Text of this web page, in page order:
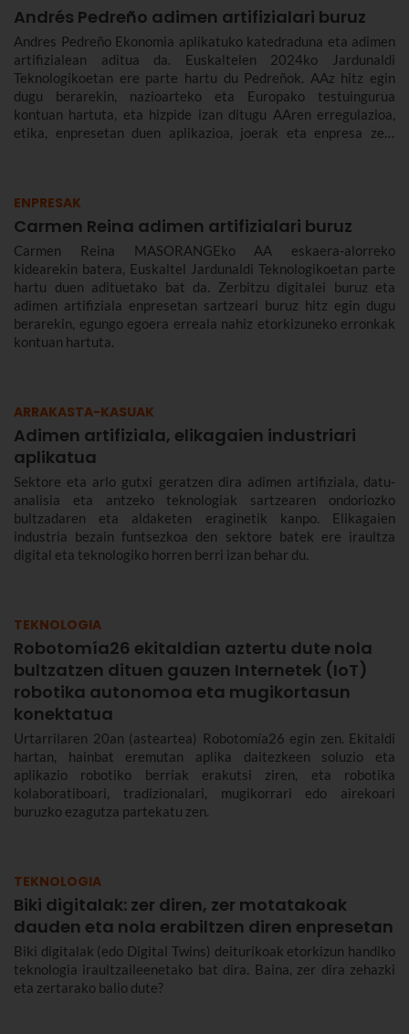
Andrés Pedreño adimen artifizialari buruz
Andres Pedreño Ekonomia aplikatuko katedraduna eta adimen
artifizialean aditua da. Euskaltelen 2024ko Jardunaldi
Teknologikoetan ere parte hartu du Pedreñok. AAz hitz egin
dugu berarekin, nazioarteko eta Europako testuingurua
kontuan hartuta, eta hizpide izan ditugu AAren erregulazioa,
etika, enpresetan duen aplikazioa, joerak eta enpresa zein
ENPRESAK
Carmen Reina adimen artifizialari buruz
Carmen Reina MASORANGEko AA eskaera-alorreko
kidearekin batera, Euskaltel Jardunaldi Teknologikoetan parte
hartu duen adituetako bat da. Zerbitzu digitalei buruz eta
adimen artifiziala enpresetan sartzeari buruz hitz egin dugu
berarekin, egungo egoera erreala nahiz etorkizuneko erronkak
kontuan hartuta.
ARRAKASTA-KASUAK
Adimen artifiziala, elikagaien industriari
aplikatua
Sektore eta arlo gutxi geratzen dira adimen artifiziala, datu-
analisia eta antzeko teknologiak sartzearen ondoriozko
bultzadaren eta aldaketen eraginetik kanpo. Elikagaien
industria bezain funtsezkoa den sektore batek ere iraultza
digital eta teknologiko horren berri izan behar du.
TEKNOLOGIA
Robotomía26 ekitaldian aztertu dute nola
bultzatzen dituen gauzen Internetek (IoT)
robotika autonomoa eta mugikortasun
konektatua
Urtarrilaren 20an (asteartea) Robotomía26 egin zen. Ekitaldi
hartan, hainbat eremutan aplika daitezkeen soluzio eta
aplikazio robotiko berriak erakutsi ziren, eta robotika
kolaboratiboari, tradizionalari, mugikorrari edo airekoari
buruzko ezagutza partekatu zen.
TEKNOLOGIA
Biki digitalak: zer diren, zer motatakoak
dauden eta nola erabiltzen diren enpresetan
Biki digitalak (edo Digital Twins) deiturikoak etorkizun handiko
teknologia iraultzaileenetako bat dira. Baina, zer dira zehazki
eta zertarako balio dute?